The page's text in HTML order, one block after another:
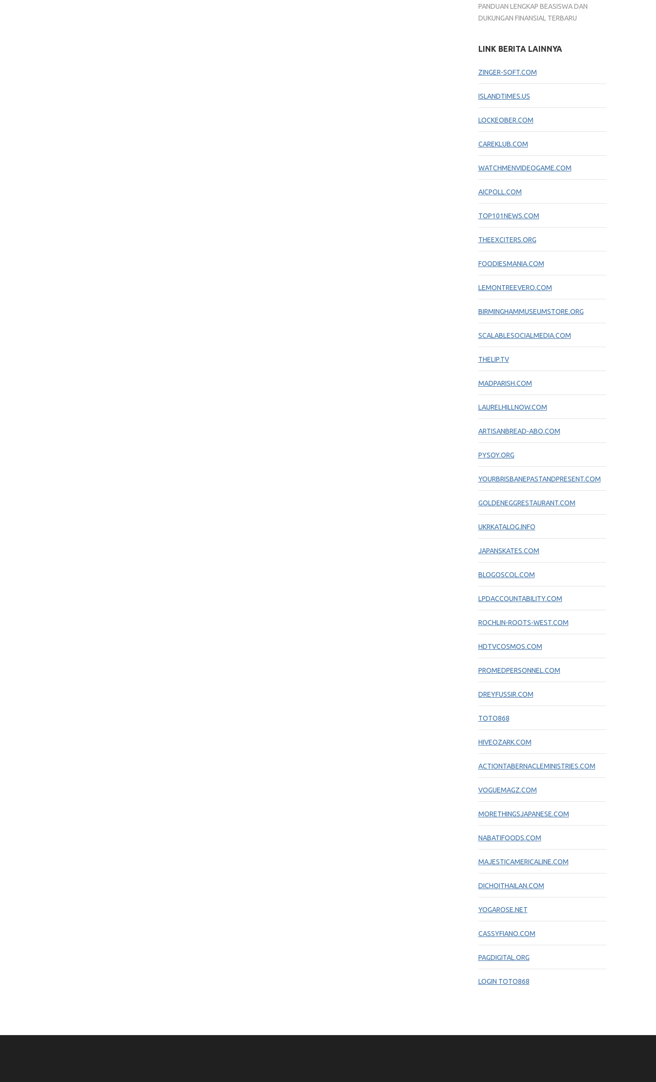
PANDUAN LENGKAP BEASISWA DAN
DUKUNGAN FINANSIAL TERBARU
LINK BERITA LAINNYA
ZINGER-SOFT.COM
ISLANDTIMES.US
LOCKEOBER.COM
CAREKLUB.COM
WATCHMENVIDEOGAME.COM
AICPOLL.COM
TOP101NEWS.COM
THEEXCITERS.ORG
FOODIESMANIA.COM
LEMONTREEVERO.COM
BIRMINGHAMMUSEUMSTORE.ORG
SCALABLESOCIALMEDIA.COM
THELIP.TV
MADPARISH.COM
LAURELHILLNOW.COM
ARTISANBREAD-ABO.COM
PYSOY.ORG
YOURBRISBANEPASTANDPRESENT.COM
GOLDENEGGRESTAURANT.COM
UKRKATALOG.INFO
JAPANSKATES.COM
BLOGOSCOL.COM
LPDACCOUNTABILITY.COM
ROCHLIN-ROOTS-WEST.COM
HDTVCOSMOS.COM
PROMEDPERSONNEL.COM
DREYFUSSIR.COM
TOTO868
HIVEOZARK.COM
ACTIONTABERNACLEMINISTRIES.COM
VOGUEMAGZ.COM
MORETHINGSJAPANESE.COM
NABATIFOODS.COM
MAJESTICAMERICALINE.COM
DICHOITHAILAN.COM
YOGAROSE.NET
CASSYFIANO.COM
PAGDIGITAL.ORG
LOGIN TOTO868